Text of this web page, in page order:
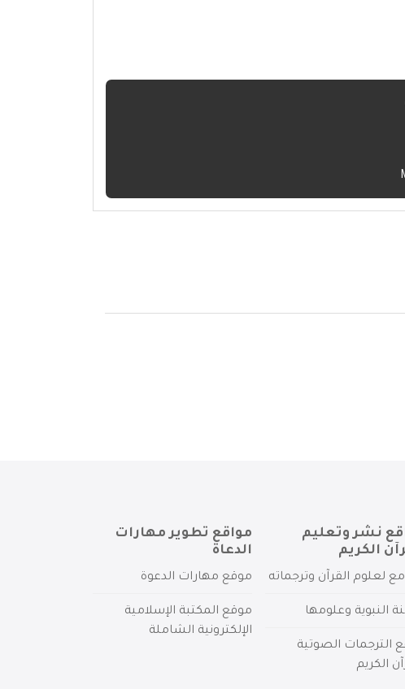
نشر وتعليم
الكريم
لعلوم القرآن وترجماته
النبوية وعلومها
الترجمات الصوتية
الكريم
مواقع تطوير مهارات
الدعاة
موقع مهارات الدعوة
موقع المكتبة الإسلامية
الإلكترونية الشاملة